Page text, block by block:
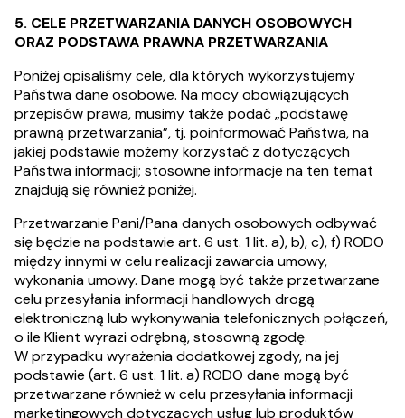
5. CELE PRZETWARZANIA DANYCH OSOBOWYCH
ORAZ PODSTAWA PRAWNA PRZETWARZANIA
Poniżej opisaliśmy cele, dla których wykorzystujemy
Państwa dane osobowe. Na mocy obowiązujących
przepisów prawa, musimy także podać „podstawę
prawną przetwarzania”, tj. poinformować Państwa, na
jakiej podstawie możemy korzystać z dotyczących
Państwa informacji; stosowne informacje na ten temat
znajdują się również poniżej.
Przetwarzanie Pani/Pana danych osobowych odbywać
się będzie na podstawie art. 6 ust. 1 lit. a), b), c), f) RODO
między innymi w celu realizacji zawarcia umowy,
wykonania umowy. Dane mogą być także przetwarzane
celu przesyłania informacji handlowych drogą
elektroniczną lub wykonywania telefonicznych połączeń,
o ile Klient wyrazi odrębną, stosowną zgodę.
W przypadku wyrażenia dodatkowej zgody, na jej
podstawie (art. 6 ust. 1 lit. a) RODO dane mogą być
przetwarzane również w celu przesyłania informacji
marketingowych dotyczących usług lub produktów